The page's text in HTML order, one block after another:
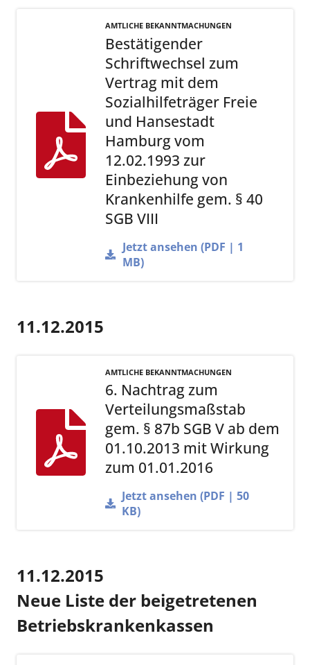
AMTLICHE BEKANNTMACHUNGEN
Bestätigender
Schriftwechsel zum
Vertrag mit dem
Sozialhilfeträger Freie
und Hansestadt
Hamburg vom
12.02.1993 zur
Einbeziehung von
Krankenhilfe gem. § 40
SGB VIII
Jetzt ansehen (PDF | 1
MB)
11.12.2015
AMTLICHE BEKANNTMACHUNGEN
6. Nachtrag zum
Verteilungsmaßstab
gem. § 87b SGB V ab dem
01.10.2013 mit Wirkung
zum 01.01.2016
Jetzt ansehen (PDF | 50
KB)
11.12.2015
Neue Liste der beigetretenen
Betriebskrankenkassen